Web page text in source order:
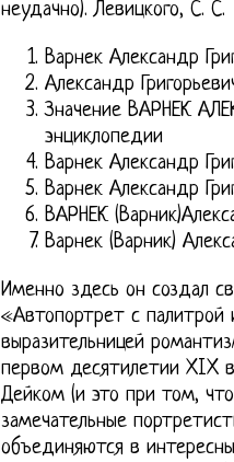
неудачно). Левицкого, С. С.
Варнек Александр
Александр
Значение ВАРНЕК
энциклопедии
Варнек Александр
Варнек Александр
ВАРНЕК
Варнек (Варник)
Именно здесь он создал
«Автопортрет с палитрой
выразительницей
первом десятилетии XIX
Дейком (и это при том,
замечательные
объединяются в